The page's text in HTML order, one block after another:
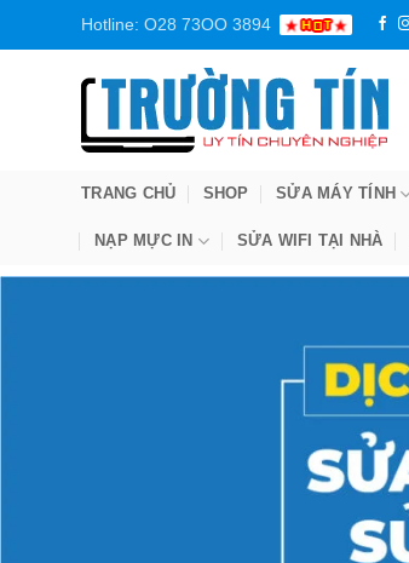
Hotline: O28 73OO 3894
TRANG CHỦ SHOP SỬA MÁY TÍNH
NẠP MỰC IN SỬA WIFI TẠI NHÀ